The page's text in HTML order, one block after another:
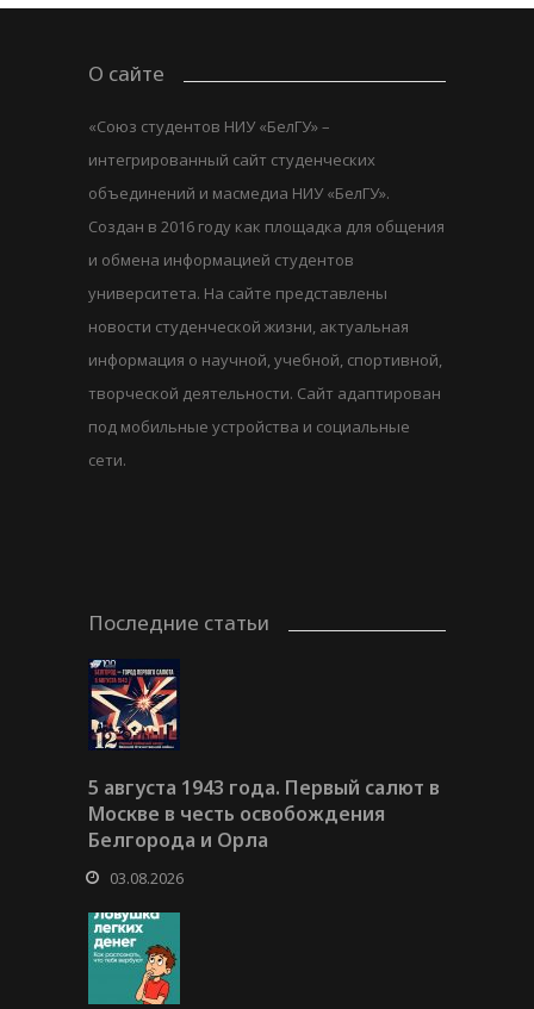
О сайте
«Союз студентов НИУ «БелГУ» –
интегрированный сайт студенческих
объединений и масмедиа НИУ «БелГУ».
Создан в 2016 году как площадка для общения
и обмена информацией студентов
университета. На сайте представлены
новости студенческой жизни, актуальная
информация о научной, учебной, спортивной,
творческой деятельности. Сайт адаптирован
под мобильные устройства и социальные
сети.
Последние статьи
5 августа 1943 года. Первый салют в
Москве в честь освобождения
Белгорода и Орла
03.08.2026